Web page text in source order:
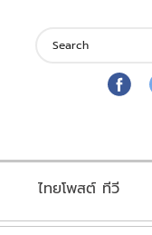
ไทยโพสต์ ทีวี